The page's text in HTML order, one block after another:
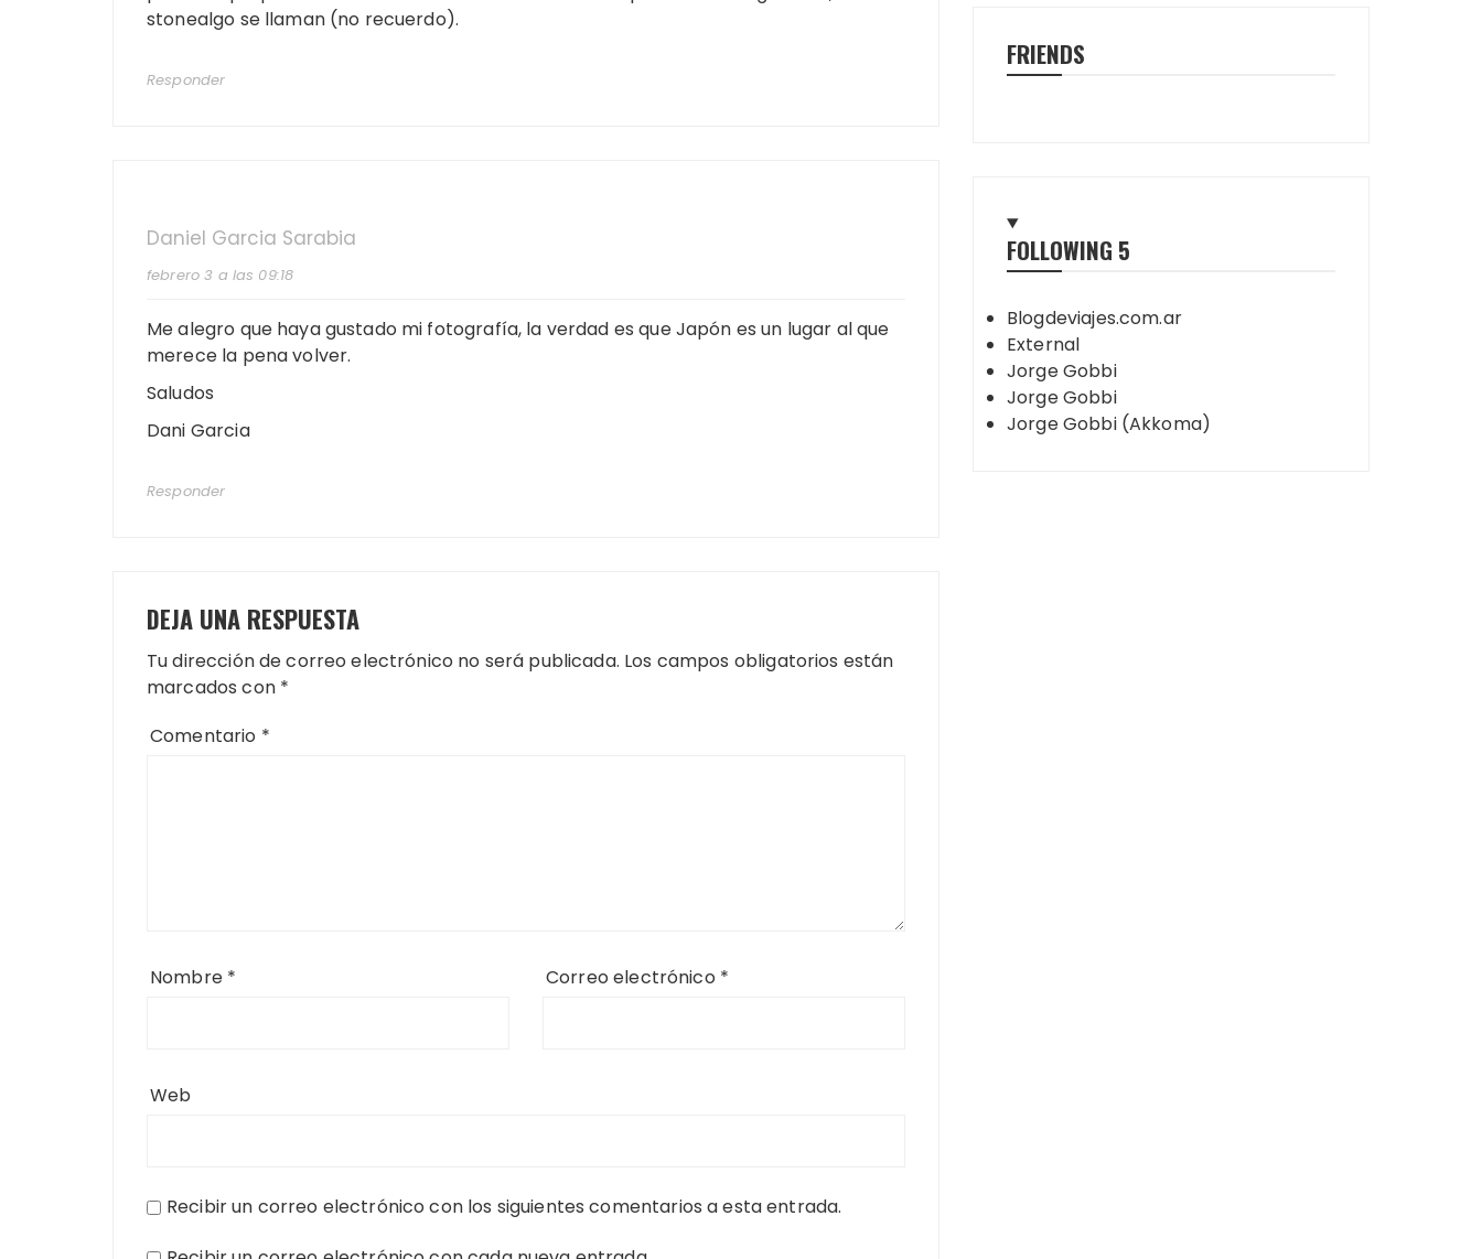
stonealgo se llaman (no recuerdo).
Responder
Daniel Garcia Sarabia
febrero 3 a las 09:18
Me alegro que haya gustado mi fotografía, la verdad es que Japón es un lugar al que
merece la pena volver.
Saludos
Dani Garcia
Responder
DEJA UNA RESPUESTA
Tu dirección de correo electrónico no será publicada. Los campos obligatorios están
marcados con *
Comentario *
Nombre * Correo electrónico *
Web
Recibir un correo electrónico con los siguientes comentarios a esta entrada.
FRIENDS
FOLLOWING 5
Blogdeviajes.com.ar
External
Jorge Gobbi
Jorge Gobbi
Jorge Gobbi (Akkoma)